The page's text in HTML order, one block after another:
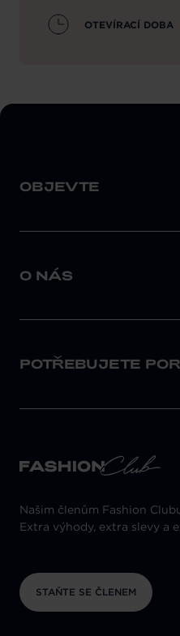
OTEVÍRACÍ DOBA
OBJEVTE
O NÁS
POTŘEBUJETE
Našim členům Fashion
Extra výhody, extra slevy a
STAŇTE SE ČLENEM